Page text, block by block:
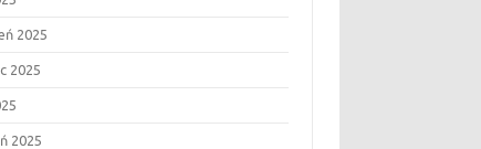
2025
2025
2025